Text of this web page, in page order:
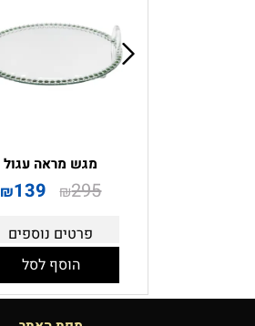
מגש מראה עגול
₪295
₪139
פרטים נוספים
הוסף לסל